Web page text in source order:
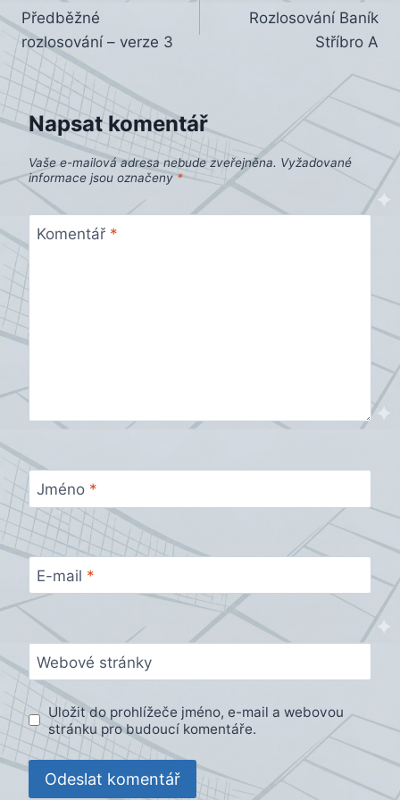
pro
příspěvek
Předběžné
rozlosování – verze 3
Rozlosování Baník
Stříbro A
Napsat komentář
Vaše e-mailová adresa nebude zveřejněna. Vyžadované
informace jsou označeny*
Komentář *
Jméno *
E-mail *
Webové stránky
Uložit do prohlížeče jméno, e-mail a webovou
stránku pro budoucí komentáře.